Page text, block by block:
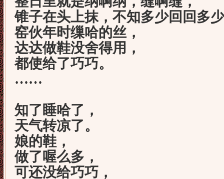
锥子在头上抹，不知多少回回多
窑伙年时缫哈的丝，
达达做鞋没舍得用，
都使给了巧巧。
……
知了睡哈了，
天气转凉了。
娘的鞋，
做了喔么多，
可还没给巧巧，